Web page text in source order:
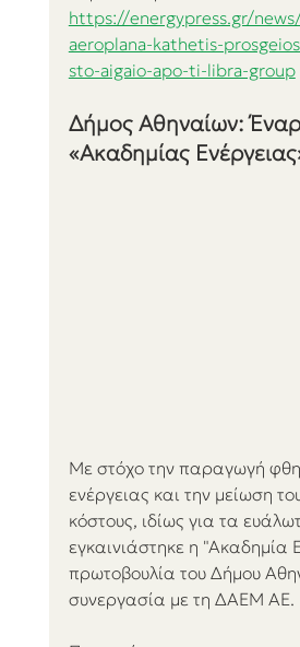
https://energypress.gr/
aeroplana-kathetis-
sto-aigaio-apo-ti-libra-group
Δήμος Αθηναίων:
«Ακαδημίας
Με στόχο την παραγωγή
ενέργειας και την μείωση
κόστους, ιδίως για τα
εγκαινιάστηκε η "Ακαδημία
πρωτοβουλία του Δήμου
συνεργασία με τη ΔΑΕΜ ΑΕ.